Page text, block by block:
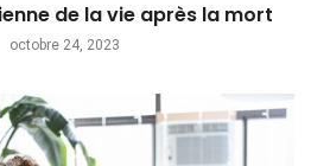
de la vie après la mort
octobre 24, 2023